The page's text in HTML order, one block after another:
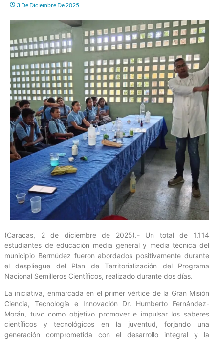
3 De Diciembre De 2025
(Caracas, 2 de diciembre de 2025).- Un total de 1.114
estudiantes de educación media general y media técnica del
municipio Bermúdez fueron abordados positivamente durante
el despliegue del Plan de Territorialización del Programa
Nacional Semilleros Científicos, realizado durante dos días.
La iniciativa, enmarcada en el primer vértice de la Gran Misión
Ciencia, Tecnología e Innovación Dr. Humberto Fernández-
Morán, tuvo como objetivo promover e impulsar los saberes
científicos y tecnológicos en la juventud, forjando una
generación comprometida con el desarrollo integral y la